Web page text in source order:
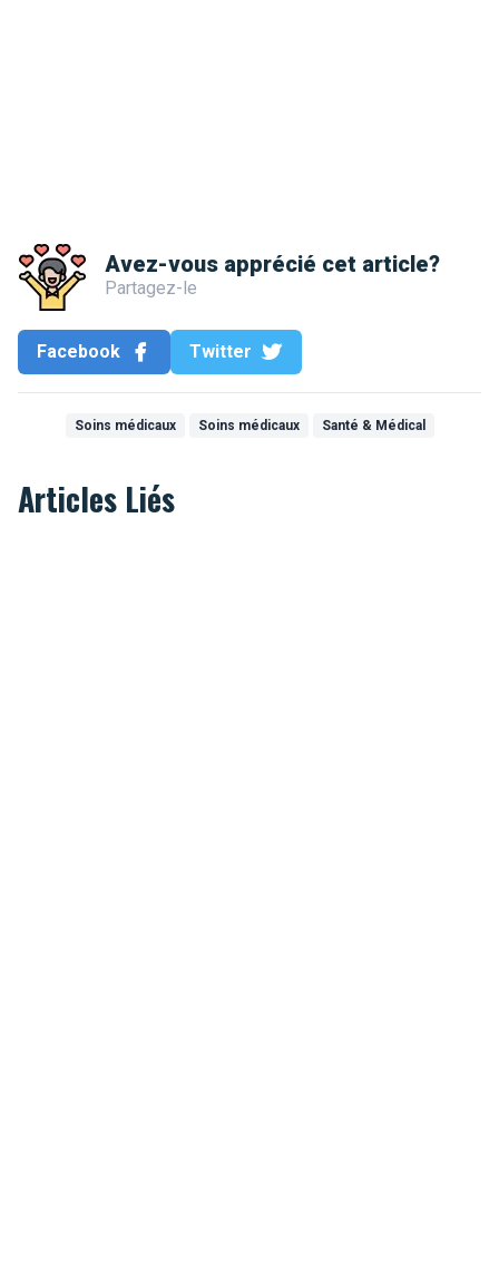
Avez-vous apprécié cet article?
Partagez-le
Facebook Twitter
Soins médicaux Soins médicaux Santé & Médical
Articles Liés